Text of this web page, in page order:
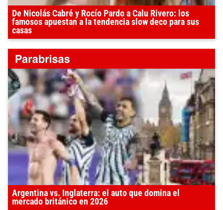
De Nicolás Cabré y Rocío Pardo a Calu Rivero: los
famosos apuestan a la tendencia slow deco para sus
casas
Argentina vs. Inglaterra: el auto que domina el
mercado británico en 2026